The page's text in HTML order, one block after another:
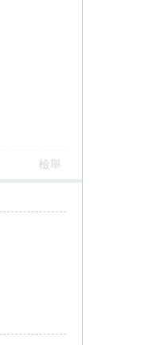
檢舉